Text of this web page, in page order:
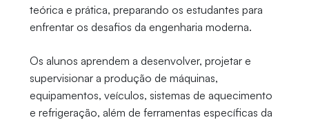
teórica e prática, preparando os estudantes para
enfrentar os desafios da engenharia moderna.
Os alunos aprendem a desenvolver, projetar e
supervisionar a produção de máquinas,
equipamentos, veículos, sistemas de aquecimento
e refrigeração, além de ferramentas específicas da